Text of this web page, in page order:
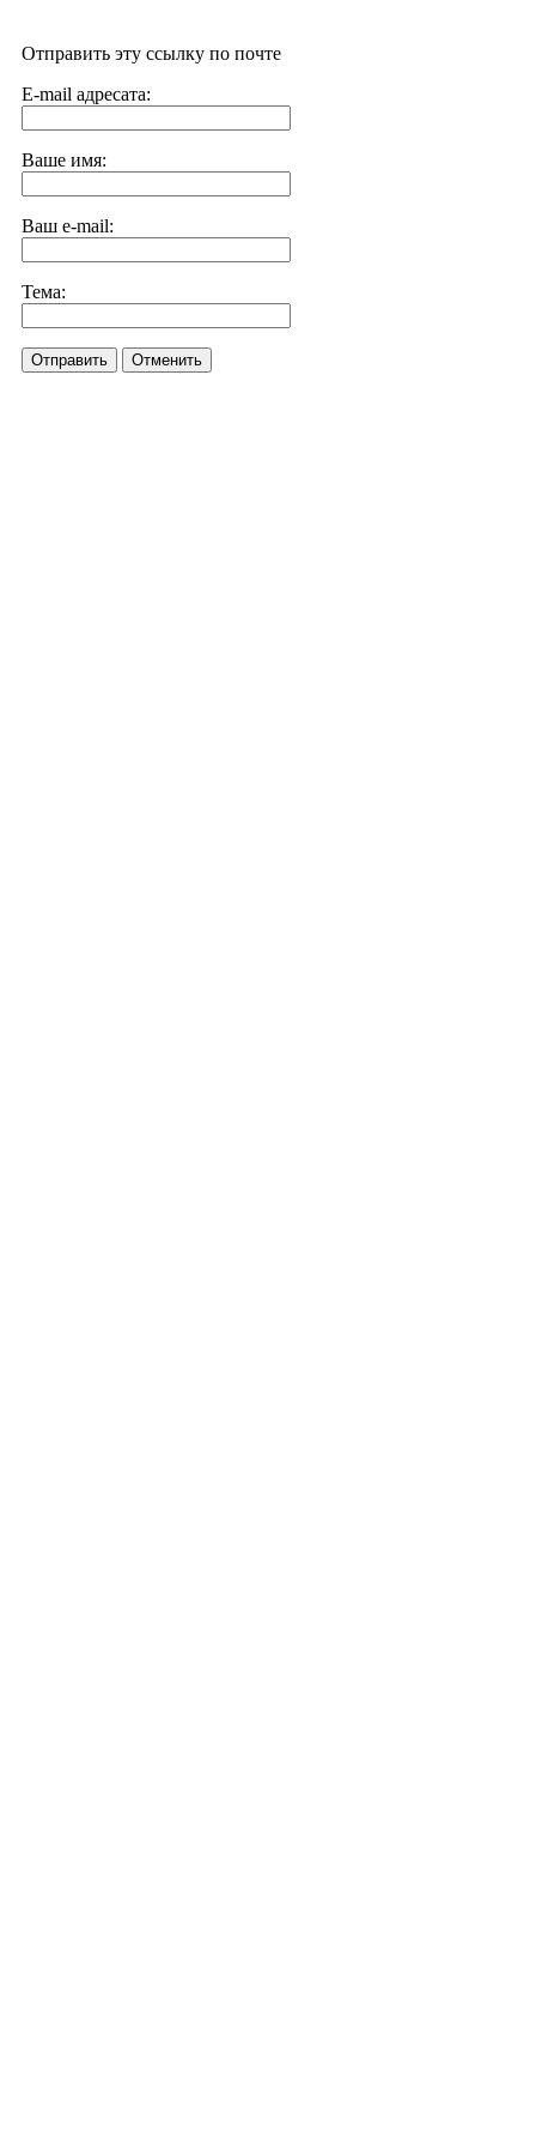
Отправить эту ссылку по почте
E-mail адресата:
Ваше имя:
Ваш e-mail:
Тема:
Отправить Отменить